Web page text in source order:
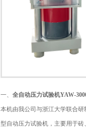
一、 全自动压力试验机YAW-
本机由我公司与浙江大学联合
型自动压力试验机，主要用于